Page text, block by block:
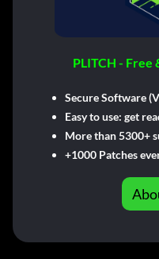
PLITCH - Free
Secure Software
Easy to use: get
More than 5300+
+1000 Patches